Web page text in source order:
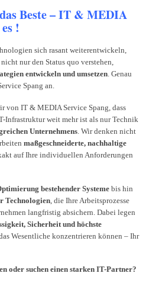
Beste – IT & MEDIA
es !
sich rasant weiterentwickeln,
nur den Status quo verstehen,
entwickeln und umsetzen. Genau
Spang an.
von IT & MEDIA Service Spang, dass
Infrastruktur weit mehr ist als nur Technik
Unternehmens . Wir denken nicht
maßgeschneiderte, nachhaltige
auf Ihre individuellen Anforderungen
bestehender Systemebis hin
Technologien , die Ihre Arbeitsprozesse
langfristig absichern. Dabei legen
Sicherheit und höchste
Wesentliche konzentrieren können – Ihr
oder suchen einen starken IT-Partner?